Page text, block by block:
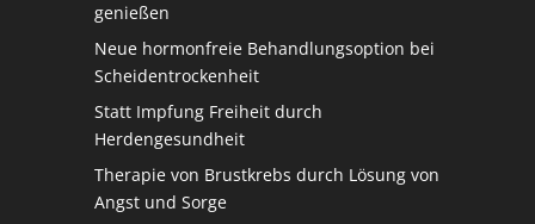
genießen
Neue hormonfreie Behandlungsoption bei
Scheidentrockenheit
Statt Impfung Freiheit durch
Herdengesundheit
Therapie von Brustkrebs durch Lösung von
Angst und Sorge